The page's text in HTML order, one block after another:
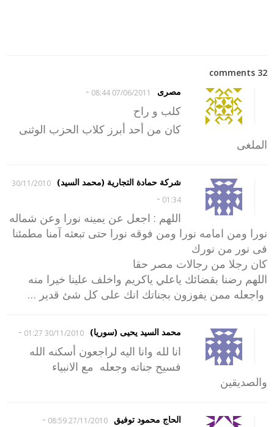
32 comments
مصرى
07/06/2011 08:44
-
كلب و راح
كان من أحد أبرز كلاب الحزب الوثنى
الملغى
شركة حمادة التجارية (محمد السيد)
30/11/2010
01:34
-
اللهم : اجعل عن يمينه نورا وعن شماله
نورا ومن امامه نورا ومن فوقه نورا حتى تبعثه آمنا مطمئنا
فى نور من نورك
كان رجلا من رجالات مصر حقا
اللهم رضنا بقضائك ياعلي ياكريم واخلف علينا خيرا منه
واجعله ممن يفوزون بجناتك انك على كل شئ قدير …
محمد السيد يحيى (سوريا) 30/11/2010 01:27
-
انا لله وانا اليه لراجعون أسكنه الله
فسيح جناته وجعله مع الانبياء
والصديقين
الحاج محمود توفيق 27/11/2010 08:59
-